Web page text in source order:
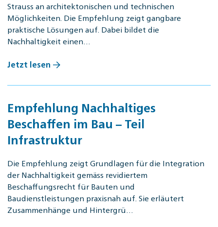
Strauss an architektonischen und technischen
Möglichkeiten. Die Empfehlung zeigt gangbare
praktische Lösungen auf. Dabei bildet die
Nachhaltigkeit einen…
Jetzt lesen
Empfehlung Nachhaltiges
Beschaffen im Bau – Teil
Infrastruktur
Die Empfehlung zeigt Grundlagen für die Integration
der Nachhaltigkeit gemäss revidiertem
Beschaffungsrecht für Bauten und
Baudienstleistungen praxisnah auf. Sie erläutert
Zusammenhänge und Hintergrü…